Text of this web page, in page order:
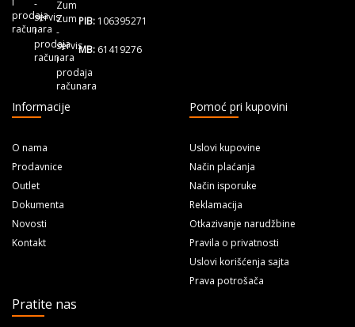
PIB: 106395271
MB: 61419276
Informacije
O nama
Prodavnice
Outlet
Dokumenta
Novosti
Kontakt
Pomoć pri kupovini
Uslovi kupovine
Način plaćanja
Način isporuke
Reklamacija
Otkazivanje narudžbine
Pravila o privatnosti
Uslovi korišćenja sajta
Prava potrošača
Pratite nas